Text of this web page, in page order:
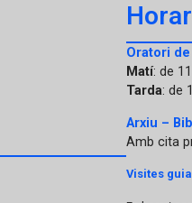
Oratori de
Matí: de
Tarda: de
Arxiu –
Amb cita
Visites